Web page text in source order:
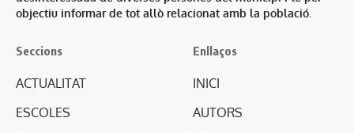
objectiu informar de tot allò relacionat amb la població.
Seccions
ACTUALITAT
ESCOLES
Enllaços
INICI
AUTORS